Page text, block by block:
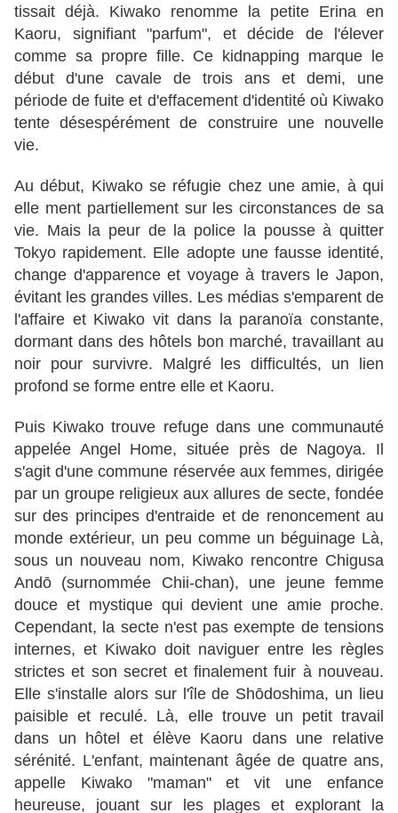
tissait déjà. Kiwako renomme la petite Erina en
Kaoru, signifiant "parfum", et décide de l'élever
comme sa propre fille. Ce kidnapping marque le
début d'une cavale de trois ans et demi, une
période de fuite et d'effacement d'identité où Kiwako
tente désespérément de construire une nouvelle
vie.
Au début, Kiwako se réfugie chez une amie, à qui
elle ment partiellement sur les circonstances de sa
vie. Mais la peur de la police la pousse à quitter
Tokyo rapidement. Elle adopte une fausse identité,
change d'apparence et voyage à travers le Japon,
évitant les grandes villes. Les médias s'emparent de
l'affaire et Kiwako vit dans la paranoïa constante,
dormant dans des hôtels bon marché, travaillant au
noir pour survivre. Malgré les difficultés, un lien
profond se forme entre elle et Kaoru.
Puis Kiwako trouve refuge dans une communauté
appelée Angel Home, située près de Nagoya. Il
s'agit d'une commune réservée aux femmes, dirigée
par un groupe religieux aux allures de secte, fondée
sur des principes d'entraide et de renoncement au
monde extérieur, un peu comme un béguinage Là,
sous un nouveau nom, Kiwako rencontre Chigusa
Andō (surnommée Chii-chan), une jeune femme
douce et mystique qui devient une amie proche.
Cependant, la secte n'est pas exempte de tensions
internes, et Kiwako doit naviguer entre les règles
strictes et son secret et finalement fuir à nouveau.
Elle s'installe alors sur l'île de Shōdoshima, un lieu
paisible et reculé. Là, elle trouve un petit travail
dans un hôtel et élève Kaoru dans une relative
sérénité. L'enfant, maintenant âgée de quatre ans,
appelle Kiwako "maman" et vit une enfance
heureuse, jouant sur les plages et explorant la